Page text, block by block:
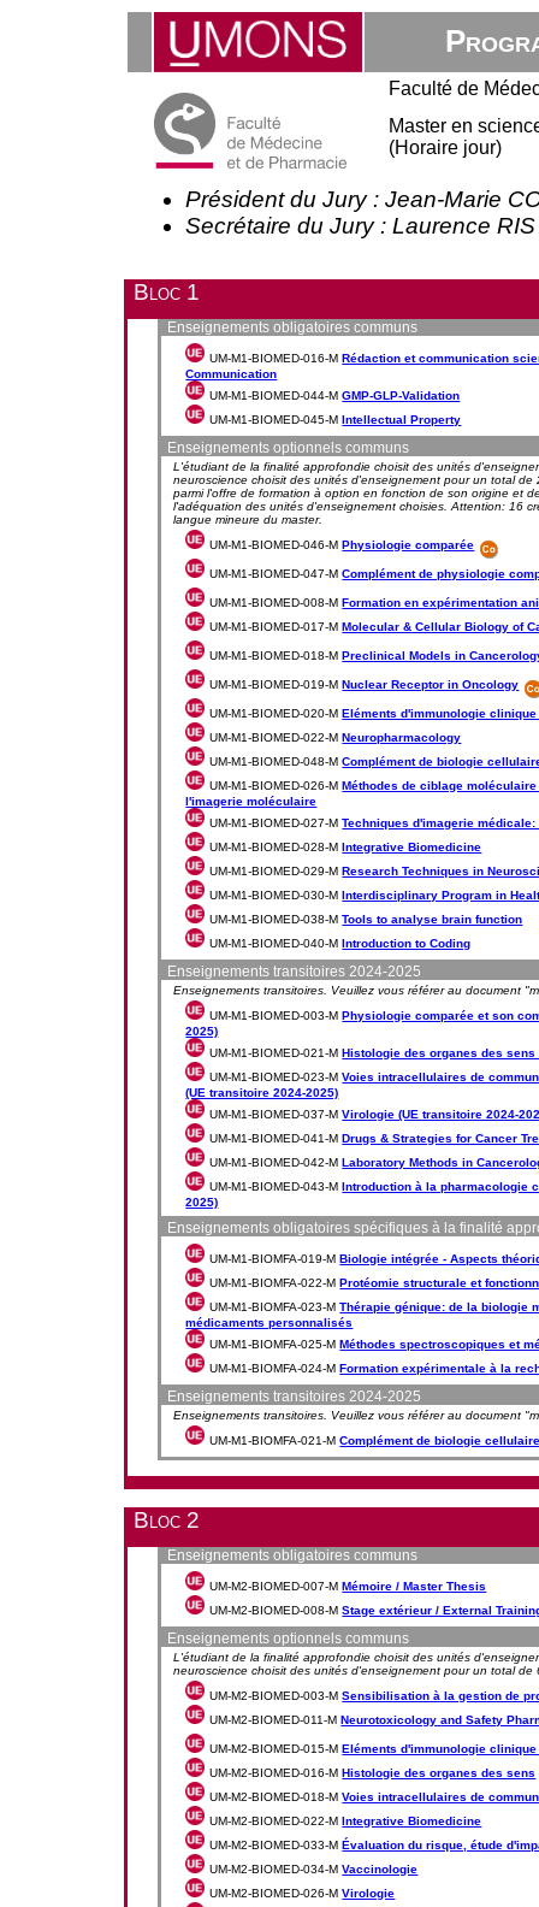
Faculté de
Master en
(Horaire jour)
Président du Jury : Jean-Marie
Secrétaire du Jury : Laurence RIS
Bloc 1
Enseignements obligatoires communs
UM-M1-BIOMED-016-MRédaction et communication
Communication
UM-M1-BIOMED-044-MGMP-GLP-Validation
UM-M1-BIOMED-045-MIntellectual Property
Enseignements optionnels communs
L'étudiant de la finalité approfondie choisit des unités
neuroscience choisit des unités d'enseignement pour un total
parmi l'offre de formation à option en fonction de son origine et
l'adéquation des unités d'enseignement choisies. Attention: 16
langue mineure du master.
UM-M1-BIOMED-046-MPhysiologie comparée
UM-M1-BIOMED-047-MComplément de physiologie
UM-M1-BIOMED-008-MFormation en expérimentation
UM-M1-BIOMED-017-MMolecular & Cellular Biology of
UM-M1-BIOMED-018-MPreclinical Models in
UM-M1-BIOMED-019-MNuclear Receptor in Oncology
UM-M1-BIOMED-020-MEléments d'immunologie
UM-M1-BIOMED-022-MNeuropharmacology
UM-M1-BIOMED-048-MComplément de biologie
UM-M1-BIOMED-026-MMéthodes de ciblage
l'imagerie moléculaire
UM-M1-BIOMED-027-MTechniques d'imagerie
UM-M1-BIOMED-028-MIntegrative Biomedicine
UM-M1-BIOMED-029-MResearch Techniques in
UM-M1-BIOMED-030-MInterdisciplinary Program in
UM-M1-BIOMED-038-MTools to analyse brain function
UM-M1-BIOMED-040-MIntroduction to Coding
Enseignements transitoires 2024-2025
Enseignements transitoires. Veuillez vous référer au document
UM-M1-BIOMED-003-MPhysiologie comparée et son
2025)
UM-M1-BIOMED-021-MHistologie des organes des sens
UM-M1-BIOMED-023-MVoies intracellulaires de
(UE transitoire 2024-2025)
UM-M1-BIOMED-037-MVirologie (UE transitoire 2024-
UM-M1-BIOMED-041-MDrugs & Strategies for Cancer
UM-M1-BIOMED-042-MLaboratory Methods in
UM-M1-BIOMED-043-MIntroduction à la pharmacologie
2025)
Enseignements obligatoires spécifiques à la finalité
UM-M1-BIOMFA-019-MBiologie intégrée - Aspects
UM-M1-BIOMFA-022-MProtéomie structurale et
UM-M1-BIOMFA-023-MThérapie génique: de la biologie
médicaments personnalisés
UM-M1-BIOMFA-025-MMéthodes spectroscopiques et
UM-M1-BIOMFA-024-MFormation expérimentale à la
Enseignements transitoires 2024-2025
Enseignements transitoires. Veuillez vous référer au document
UM-M1-BIOMFA-021-MComplément de biologie
Bloc 2
Enseignements obligatoires communs
UM-M2-BIOMED-007-MMémoire / Master Thesis
UM-M2-BIOMED-008-MStage extérieur / External
Enseignements optionnels communs
L'étudiant de la finalité approfondie choisit des unités
neuroscience choisit des unités d'enseignement pour un total de
UM-M2-BIOMED-003-MSensibilisation à la gestion de
UM-M2-BIOMED-011-MNeurotoxicology and Safety
UM-M2-BIOMED-015-MEléments d'immunologie
UM-M2-BIOMED-016-MHistologie des organes des sens
UM-M2-BIOMED-018-MVoies intracellulaires de
UM-M2-BIOMED-022-MIntegrative Biomedicine
UM-M2-BIOMED-033-MÉvaluation du risque, étude
UM-M2-BIOMED-034-MVaccinologie
UM-M2-BIOMED-026-MVirologie